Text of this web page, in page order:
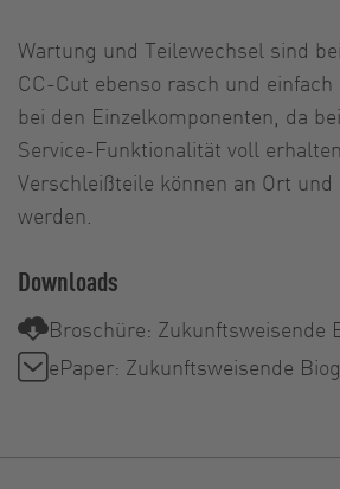
Wartung und Teilewechsel sind
CC-Cut ebenso rasch und
bei den Einzelkomponenten, da
Service-Funktionalität voll
Verschleißteile können an Ort
werden.
Downloads
Broschüre: Zukunftsweisende
ePaper: Zukunftsweisende